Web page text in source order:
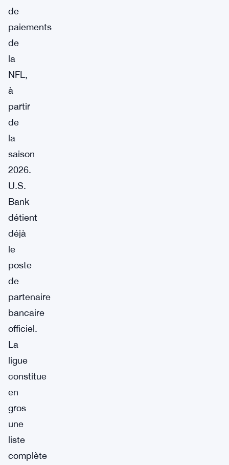
de
paiements
de
la
NFL,
à
partir
de
la
saison
2026.
U.S.
Bank
détient
déjà
le
poste
de
partenaire
bancaire
officiel.
La
ligue
constitue
en
gros
une
liste
complète